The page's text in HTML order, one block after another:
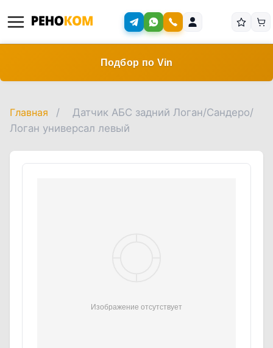
Подбор по Vin
Главная /
Датчик АБС задний Логан/Сандеро/
Логан универсал левый